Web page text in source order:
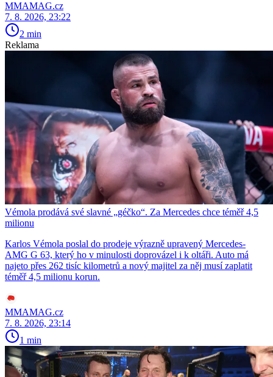
MMAMAG.cz
7. 8. 2026, 23:22
2 min
Reklama
Vémola prodává své slavné „géčko“. Za Mercedes chce téměř 4,5
milionu
Karlos Vémola poslal do prodeje výrazně upravený Mercedes-
AMG G 63, který ho v minulosti doprovázel i k oltáři. Auto má
najeto přes 262 tisíc kilometrů a nový majitel za něj musí zaplatit
téměř 4,5 milionu korun.
MMAMAG.cz
7. 8. 2026, 23:14
1 min